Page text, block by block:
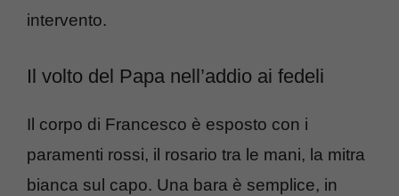
intervento.
Il volto del Papa nell’addio ai fedeli
Il corpo di Francesco è esposto con i
paramenti rossi, il rosario tra le mani, la mitra
bianca sul capo. Una bara è semplice, in